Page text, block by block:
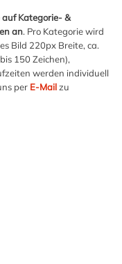
Kategorie- &
an. Pro Kategorie wird
Bild 220px Breite, ca.
150 Zeichen),
werden individuell
per E-Mailzu